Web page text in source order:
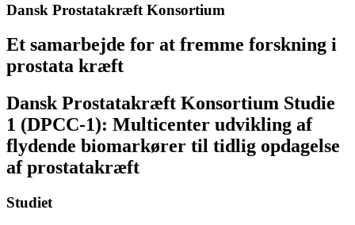
Dansk Prostatakræft Konsortium
Et samarbejde for at fremme forskning i
prostata kræft
Dansk Prostatakræft Konsortium Studie
1 (DPCC-1): Multicenter udvikling af
flydende biomarkører til tidlig opdagelse
af prostatakræft
Studiet